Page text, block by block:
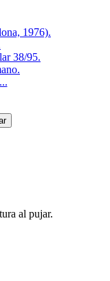
1976).
38/95.
al pujar.